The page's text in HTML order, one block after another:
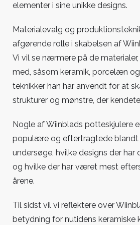
elementer i sine unikke designs.
Materialevalg og
afgørende rolle i skabelsen af
Vi vil se nærmere på de
med, såsom keramik, porcelæn
teknikker han har anvendt for at
strukturer og mønstre, der
Nogle af Wiinblads potteskjulere
populære og eftertragtede blandt
undersøge, hvilke designs der har
og hvilke der har været mest
årene.
Til sidst vil vi reflektere over
betydning for nutidens keramiske